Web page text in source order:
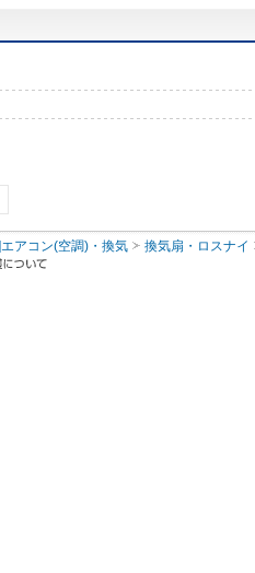
アコン(空調)・換気 換気扇・ロスナイ